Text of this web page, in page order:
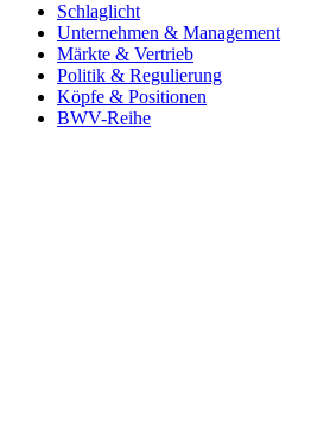
Schlaglicht
Unternehmen & Management
Märkte & Vertrieb
Politik & Regulierung
Köpfe & Positionen
BWV-Reihe